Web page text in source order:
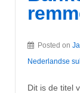
Posted on
Nederlandse
Dit is de titel